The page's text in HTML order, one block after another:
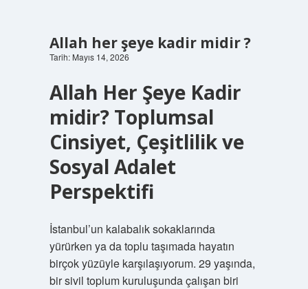
Allah her şeye kadir midir ?
Tarih: Mayıs 14, 2026
Allah Her Şeye Kadir
midir? Toplumsal
Cinsiyet, Çeşitlilik ve
Sosyal Adalet
Perspektifi
İstanbul’un kalabalık sokaklarında
yürürken ya da toplu taşımada hayatın
birçok yüzüyle karşılaşıyorum. 29 yaşında,
bir sivil toplum kuruluşunda çalışan biri